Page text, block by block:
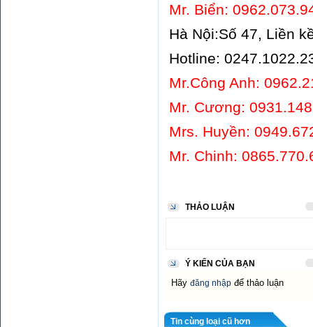
Mr. Biển:
Hà Nội:Số 47, Liền
Hotline:
Mr.Công Anh:
Mr. Cương:
Mrs. Huyền:
Mr. Chinh:
THẢO LUẬN
Ý KIẾN CỦA BẠN
Hãy đăng nhập để thảo luận
Tin cùng loại cũ hơn